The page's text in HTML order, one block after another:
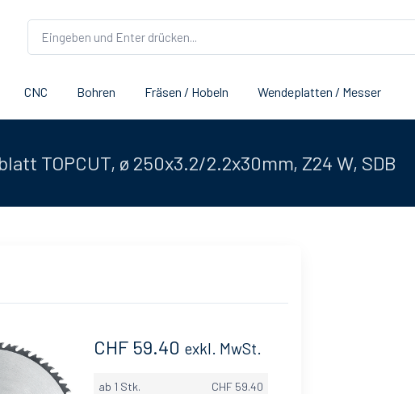
CNC Bohren Fräsen / Hobeln Wendeplatten / Messer
TOPCUT, ø 250x3.2/2.2x30mm, Z24 W, SDB
CHF 59.40 exkl. MwSt.
ab 1 Stk.
CHF 59.40